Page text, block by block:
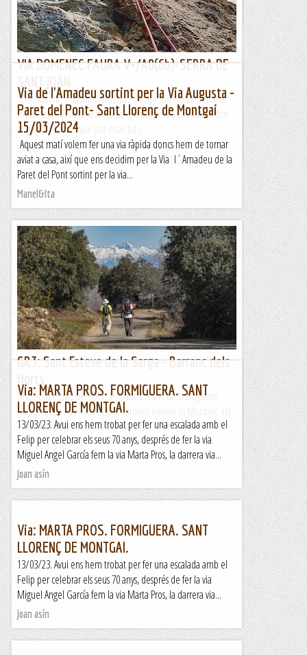
Lo gall
VIA DOMENEC FAURA V+/A0(6b)-SERRA DE
Continuant buscant vietes que no apretin massa donat el
meu llastimós estat físic , Jesús em proposa aquesta. Sobre
el paper sembla que pot estar be i...
Lo gall
Via de l'Amadeu sortint per la Via Augusta -
Paret del Pont- Sant Llorenç de Montgai
15/03/2024
Aquest matí volem fer una via ràpida doncs hem de tornar
aviat a casa, així que ens decidim per la Via l´Amadeu de la
Paret del Pont sortint per la via...
Manel&Ita
GR3: Sant Esteve de la Sarga - Barranc dels
Una nova etapa del GR3, arribant a la vall de la Noguera
Ribagorçana i deixant definitivament enrere el Montsec. Ha
estat una etapa fàcil i curta però molt...
Blog de muntanya
Via: MARTA PROS. FORMIGUERA. SANT
LLORENÇ DE MONTGAI.
13/03/23. Avui ens hem trobat per fer una escalada amb el
Felip per celebrar els seus 70 anys, després de fer la via
Miguel Angel García fem la via Marta Pros, la darrera via...
Joan asín
Via: MARTA PROS. FORMIGUERA. SANT
LLORENÇ DE MONTGAI.
13/03/23. Avui ens hem trobat per fer una escalada amb el
Felip per celebrar els seus 70 anys, després de fer la via
Miguel Angel García fem la via Marta Pros, la darrera via...
Joan asín